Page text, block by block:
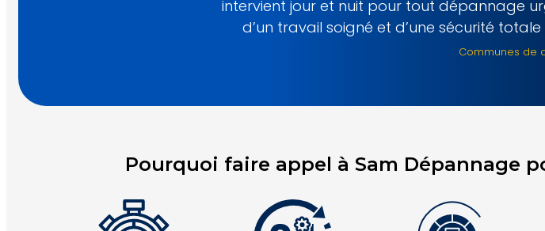
intervient jour et nuit pour tout dépannage
d’un travail soigné et d’une sécurité
Communes de
Pourquoi faire appel à Sam Dépannage